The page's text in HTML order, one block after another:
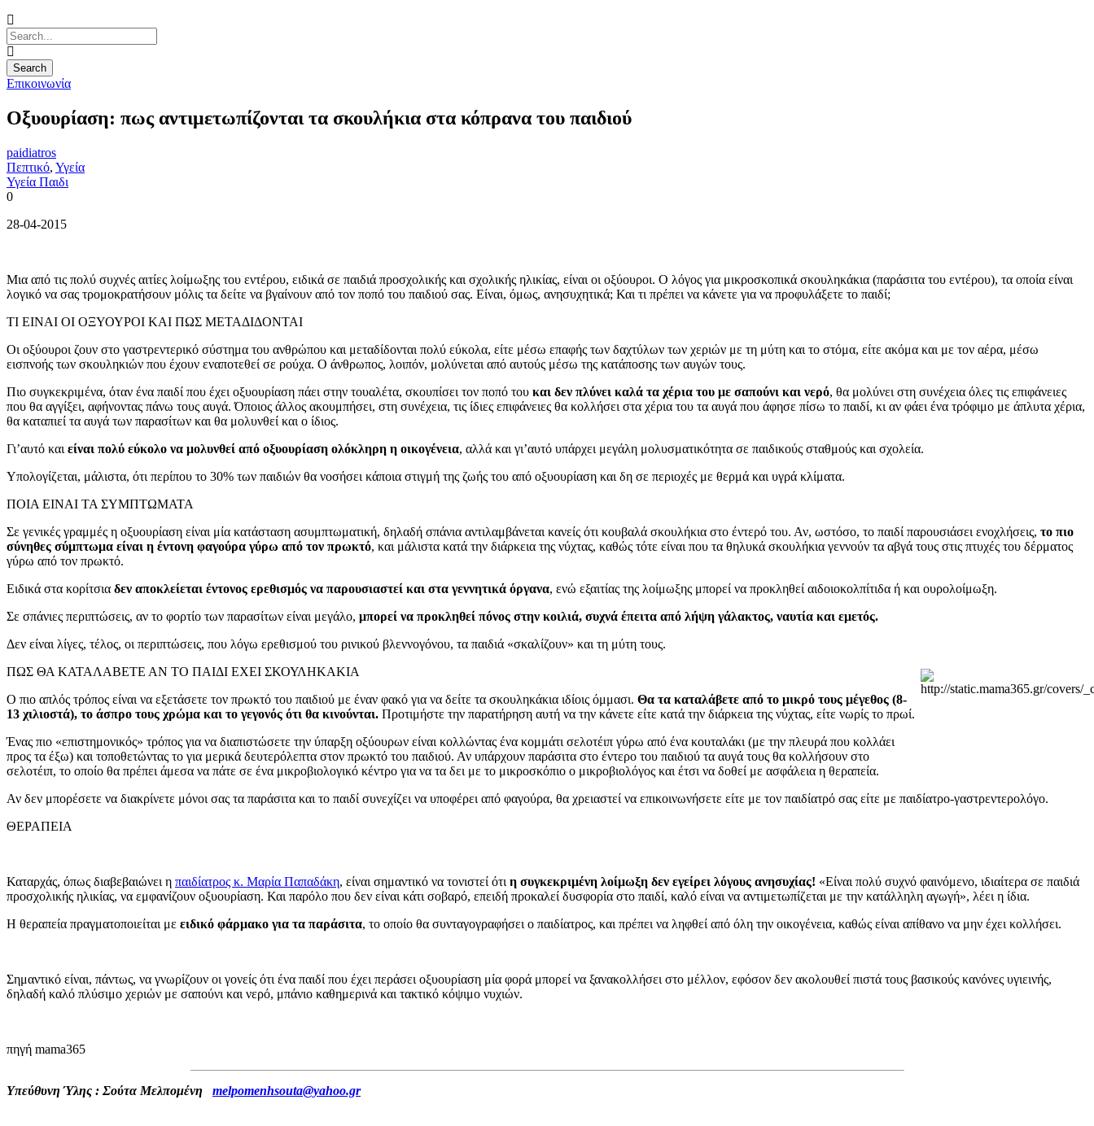
Επικοινωνία
Οξυουρίαση: πως αντιμετωπίζονται τα σκουλήκια στα κόπρανα του παιδιού
paidiatros
Πεπτικό, Υγεία
Υγεία Παιδι
0
28-04-2015
Μια από τις πολύ συχνές αιτίες λοίμωξης του εντέρου, ειδικά σε παιδιά προσχολικής και σχολικής ηλικίας, είναι οι οξύουροι. Ο λόγος για μικροσκοπικά σκουληκάκια (παράσιτα του εντέρου), τα οποία είναι
λογικό να σας τρομοκρατήσουν μόλις τα δείτε να βγαίνουν από τον ποπό του παιδιού σας. Είναι, όμως, ανησυχητικά; Και τι πρέπει να κάνετε για να προφυλάξετε το παιδί;
TΙ ΕΙΝΑΙ ΟΙ ΟΞΥΟΥΡΟΙ ΚΑΙ ΠΩΣ ΜΕΤΑΔΙΔΟΝΤΑΙ
Οι οξύουροι ζουν στο γαστρεντερικό σύστημα του ανθρώπου και μεταδίδονται πολύ εύκολα, είτε μέσω επαφής των δαχτύλων των χεριών με τη μύτη και το στόμα, είτε ακόμα και με τον αέρα, μέσω
εισπνοής των σκουληκιών που έχουν εναποτεθεί σε ρούχα. Ο άνθρωπος, λοιπόν, μολύνεται από αυτούς μέσω της κατάποσης των αυγών τους.
Πιο συγκεκριμένα, όταν ένα παιδί που έχει οξυουρίαση πάει στην τουαλέτα, σκουπίσει τον ποπό του και δεν πλύνει καλά τα χέρια του με σαπούνι και νερό, θα μολύνει στη συνέχεια όλες τις επιφάνειες
που θα αγγίξει, αφήνοντας πάνω τους αυγά. Όποιος άλλος ακουμπήσει, στη συνέχεια, τις ίδιες επιφάνειες θα κολλήσει στα χέρια του τα αυγά που άφησε πίσω το παιδί, κι αν φάει ένα τρόφιμο με άπλυτα χέρια,
θα καταπιεί τα αυγά των παρασίτων και θα μολυνθεί και ο ίδιος.
Γι’αυτό και είναι πολύ εύκολο να μολυνθεί από οξυουρίαση ολόκληρη η οικογένεια, αλλά και γι’αυτό υπάρχει μεγάλη μολυσματικότητα σε παιδικούς σταθμούς και σχολεία.
Υπολογίζεται, μάλιστα, ότι περίπου το 30% των παιδιών θα νοσήσει κάποια στιγμή της ζωής του από οξυουρίαση και δη σε περιοχές με θερμά και υγρά κλίματα.
ΠΟΙΑ ΕΙΝΑΙ ΤΑ ΣΥΜΠΤΩΜΑΤΑ
Σε γενικές γραμμές η οξυουρίαση είναι μία κατάσταση ασυμπτωματική, δηλαδή σπάνια αντιλαμβάνεται κανείς ότι κουβαλά σκουλήκια στο έντερό του. Αν, ωστόσο, το παιδί παρουσιάσει ενοχλήσεις, το πιο
σύνηθες σύμπτωμα είναι η έντονη φαγούρα γύρω από τον πρωκτό, και μάλιστα κατά την διάρκεια της νύχτας, καθώς τότε είναι που τα θηλυκά σκουλήκια γεννούν τα αβγά τους στις πτυχές του δέρματος
γύρω από τον πρωκτό.
Ειδικά στα κορίτσια δεν αποκλείεται έντονος ερεθισμός να παρουσιαστεί και στα γεννητικά όργανα, ενώ εξαιτίας της λοίμωξης μπορεί να προκληθεί αιδοιοκολπίτιδα ή και ουρολοίμωξη.
Σε σπάνιες περιπτώσεις, αν το φορτίο των παρασίτων είναι μεγάλο, μπορεί να προκληθεί πόνος στην κοιλιά, συχνά έπειτα από λήψη γάλακτος, ναυτία και εμετός.
Δεν είναι λίγες, τέλος, οι περιπτώσεις, που λόγω ερεθισμού του ρινικού βλεννογόνου, τα παιδιά «σκαλίζουν» και τη μύτη τους.
ΠΩΣ ΘΑ ΚΑΤΑΛΑΒΕΤΕ ΑΝ ΤΟ ΠΑΙΔΙ ΕΧΕΙ ΣΚΟΥΛΗΚΑΚΙΑ
Ο πιο απλός τρόπος είναι να εξετάσετε τον πρωκτό του παιδιού με έναν φακό για να δείτε τα σκουληκάκια ιδίοις όμμασι. Θα τα καταλάβετε από το μικρό τους μέγεθος (8-
13 χιλιοστά), το άσπρο τους χρώμα και το γεγονός ότι θα κινούνται. Προτιμήστε την παρατήρηση αυτή να την κάνετε είτε κατά την διάρκεια της νύχτας, είτε νωρίς το πρωί.
Ένας πιο «επιστημονικός» τρόπος για να διαπιστώσετε την ύπαρξη οξύουρων είναι κολλώντας ένα κομμάτι σελοτέιπ γύρω από ένα κουταλάκι (με την πλευρά που κολλάει
προς τα έξω) και τοποθετώντας το για μερικά δευτερόλεπτα στον πρωκτό του παιδιού. Αν υπάρχουν παράσιτα στο έντερο του παιδιού τα αυγά τους θα κολλήσουν στο
σελοτέιπ, το οποίο θα πρέπει άμεσα να πάτε σε ένα μικροβιολογικό κέντρο για να τα δει με το μικροσκόπιο ο μικροβιολόγος και έτσι να δοθεί με ασφάλεια η θεραπεία.
Αν δεν μπορέσετε να διακρίνετε μόνοι σας τα παράσιτα και το παιδί συνεχίζει να υποφέρει από φαγούρα, θα χρειαστεί να επικοινωνήσετε είτε με τον παιδίατρό σας είτε με παιδίατρο-γαστρεντερολόγο.
ΘΕΡΑΠΕΙΑ
Καταρχάς, όπως διαβεβαιώνει η παιδίατρος κ. Μαρία Παπαδάκη, είναι σημαντικό να τονιστεί ότι η συγκεκριμένη λοίμωξη δεν εγείρει λόγους ανησυχίας! «Είναι πολύ συχνό φαινόμενο, ιδιαίτερα σε παιδιά
προσχολικής ηλικίας, να εμφανίζουν οξυουρίαση. Και παρόλο που δεν είναι κάτι σοβαρό, επειδή προκαλεί δυσφορία στο παιδί, καλό είναι να αντιμετωπίζεται με την κατάλληλη αγωγή», λέει η ίδια.
Η θεραπεία πραγματοποιείται με ειδικό φάρμακο για τα παράσιτα, το οποίο θα συνταγογραφήσει ο παιδίατρος, και πρέπει να ληφθεί από όλη την οικογένεια, καθώς είναι απίθανο να μην έχει κολλήσει.
Σημαντικό είναι, πάντως, να γνωρίζουν οι γονείς ότι ένα παιδί που έχει περάσει οξυουρίαση μία φορά μπορεί να ξανακολλήσει στο μέλλον, εφόσον δεν ακολουθεί πιστά τους βασικούς κανόνες υγιεινής,
δηλαδή καλό πλύσιμο χεριών με σαπούνι και νερό, μπάνιο καθημερινά και τακτικό κόψιμο νυχιών.
πηγή mama365
Υπεύθυνη Ύλης : Σούτα Μελπομένη melpomenhsouta@yahoo.gr